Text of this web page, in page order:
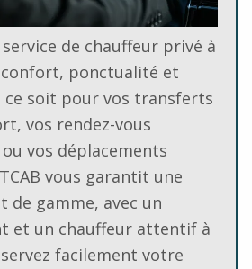
service de chauffeur privé à
ponctualité et
ce soit pour vos transferts
vos rendez-vous
vos déplacements
vous garantit une
de gamme, avec un
et un chauffeur attentif à
facilement votre